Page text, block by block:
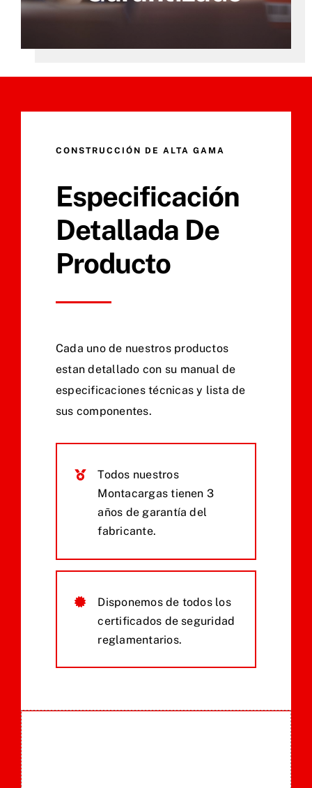
CONSTRUCCIÓN DE ALTA GAMA
Especificación
Detallada De
Producto
Cada uno de nuestros productos
estan detallado con su manual de
especificaciones técnicas y lista de
sus componentes.
Todos nuestros
Montacargas tienen 3
años de garantía del
fabricante.
Disponemos de todos los
certificados de seguridad
reglamentarios.